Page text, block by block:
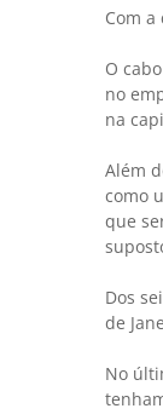
Com
O
no
na
Além
como
que
Dos
de
No